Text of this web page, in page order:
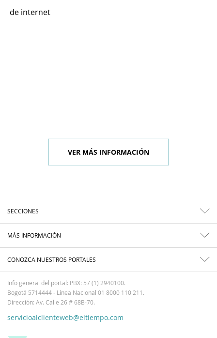
de internet
VER MÁS INFORMACIÓN
SECCIONES
MÁS INFORMACIÓN
CONOZCA NUESTROS PORTALES
Info general del portal: PBX: 57 (1) 2940100.
Bogotá 5714444 - Línea Nacional 01 8000 110 211.
Dirección: Av. Calle 26 # 68B-70.
servicioalclienteweb@eltiempo.com